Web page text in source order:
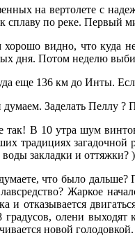
на вертолете с
сплаву по реке. Первый
видно, что куда
дня. Потом неделю
еще 136 км до Инты.
Заделать Пеллу ?
так! В 10 утра шум
традициях
закладки и оттяжки?
что было
Жаркое
и отказывается
олени
новой голодовкой.